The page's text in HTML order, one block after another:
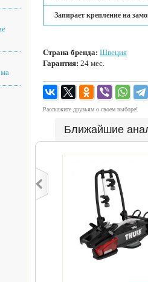
Запирает крепление на
Страна бренда: Швеция
Гарантия: 24 мес.
Расскажите друзьям о своем выборе!
Ближайшие